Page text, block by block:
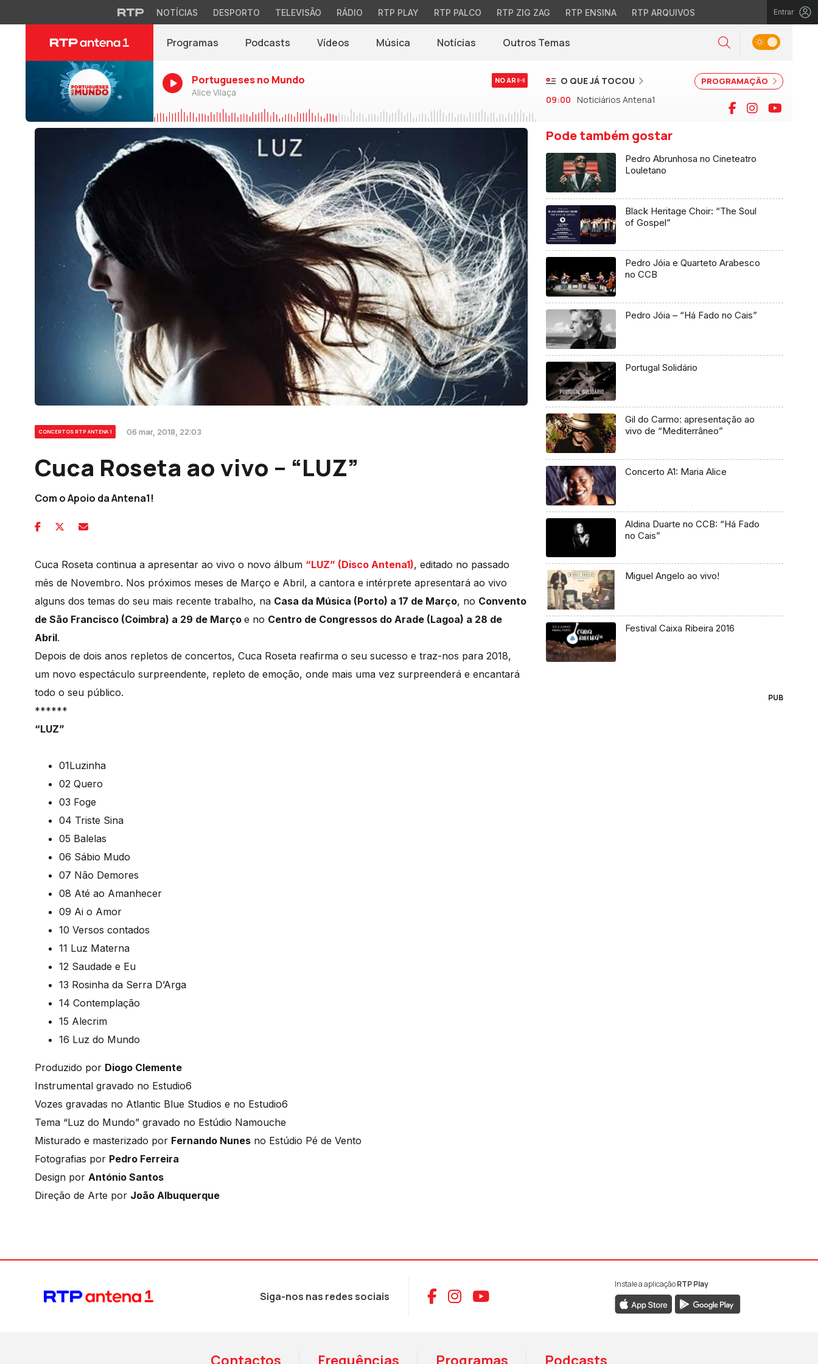
NOTÍCIAS DESPORTO TELEVISÃO RÁDIO RTP PLAY RTP PALCO RTP ZIG ZAG RTP ENSINA RTP ARQUIVOS Entrar
Programas Podcasts Vídeos Música Notícias(abre em nova janela)
Outros Temas Pesquisar
Alternar tema
Portugueses no Mundo
Alice Vilaça
NO AR PROGRAMAÇÃO
O QUE JÁ TOCOU
09:00 Noticiários Antena1 Facebook
Instagram
CONCERTOS RTP ANTENA 1 06 mar, 2018, 22:03
Cuca Roseta ao vivo – “LUZ”
Com o Apoio da Antena1!
Cuca Roseta continua a apresentar ao vivo o novo álbum “LUZ” (Disco Antena1), editado no passado
mês de Novembro. Nos próximos meses de Março e Abril, a cantora e intérprete apresentará ao vivo
alguns dos temas do seu mais recente trabalho, na Casa da Música (Porto) a 17 de Março, no Convento
de São Francisco (Coimbra) a 29 de Março e no Centro de Congressos do Arade (Lagoa) a 28 de
Abril.
Depois de dois anos repletos de concertos, Cuca Roseta reafirma o seu sucesso e traz-nos para 2018,
um novo espectáculo surpreendente, repleto de emoção, onde mais uma vez surpreenderá e encantará
todo o seu público.
******
“LUZ”
01Luzinha
02 Quero
03 Foge
04 Triste Sina
05 Balelas
06 Sábio Mudo
07 Não Demores
08 Até ao Amanhecer
09 Ai o Amor
10 Versos contados
11 Luz Materna
12 Saudade e Eu
13 Rosinha da Serra D’Arga
14 Contemplação
15 Alecrim
16 Luz do Mundo
Produzido por Diogo Clemente
Instrumental gravado no Estudio6
Vozes gravadas no Atlantic Blue Studios e no Estudio6
Tema “Luz do Mundo” gravado no Estúdio Namouche
Misturado e masterizado por Fernando Nunes no Estúdio Pé de Vento
Fotografias por Pedro Ferreira
Design por António Santos
Direção de Arte por João Albuquerque
Pode também gostar
Pedro Abrunhosa no Cineteatro
Louletano
Black Heritage Choir: “The Soul
of Gospel”
Pedro Jóia e Quarteto Arabesco
no CCB
Pedro Jóia – “Há Fado no Cais”
Portugal Solidário
Gil do Carmo: apresentação ao
vivo de “Mediterrâneo”
Concerto A1: Maria Alice
Aldina Duarte no CCB: “Há Fado
no Cais”
Miguel Angelo ao vivo!
Festival Caixa Ribeira 2016
PUB
Siga-nos nas redes sociais Aceder ao Facebook da RTP Antena 1
Aceder ao Instagram da RTP Antena 1
Aceder ao YouTube da RTP Antena 1
Instale a aplicaçãoRTP Play
Contactos Frequências Programas Podcasts